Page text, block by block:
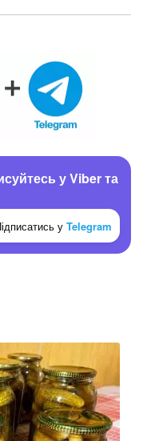
у Viber та
у Telegram